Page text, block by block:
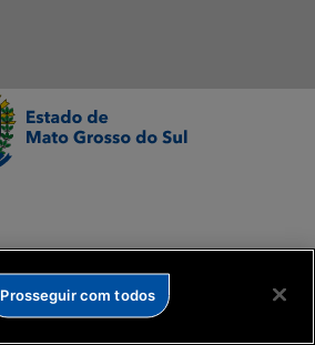
Prosseguir com todos